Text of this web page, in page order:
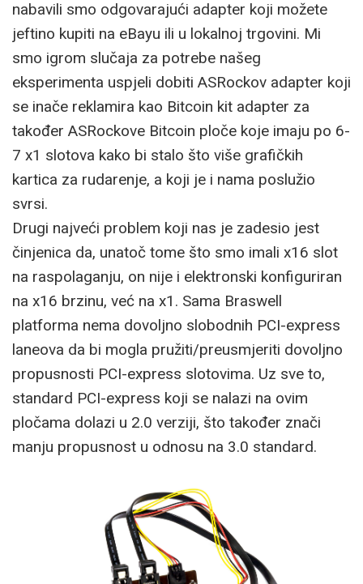
nabavili smo odgovarajući adapter koji možete
jeftino kupiti na eBayu ili u lokalnoj trgovini. Mi
smo igrom slučaja za potrebe našeg
eksperimenta uspjeli dobiti ASRockov adapter koji
se inače reklamira kao Bitcoin kit adapter za
također ASRockove Bitcoin ploče koje imaju po 6-
7 x1 slotova kako bi stalo što više grafičkih
kartica za rudarenje, a koji je i nama poslužio
svrsi.
Drugi najveći problem koji nas je zadesio jest
činjenica da, unatoč tome što smo imali x16 slot
na raspolaganju, on nije i elektronski konfiguriran
na x16 brzinu, već na x1. Sama Braswell
platforma nema dovoljno slobodnih PCI-express
laneova da bi mogla pružiti/preusmjeriti dovoljno
propusnosti PCI-express slotovima. Uz sve to,
standard PCI-express koji se nalazi na ovim
pločama dolazi u 2.0 verziji, što također znači
manju propusnost u odnosu na 3.0 standard.